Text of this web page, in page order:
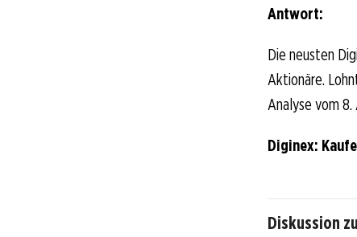
Antwort:
Die neusten
Aktionäre.
Analyse vom
Diginex:
Diskussion